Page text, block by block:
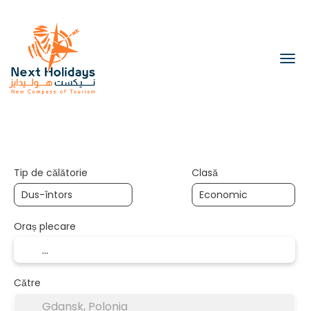
Tip de călătorie Clasă
Oraș plecare
Către